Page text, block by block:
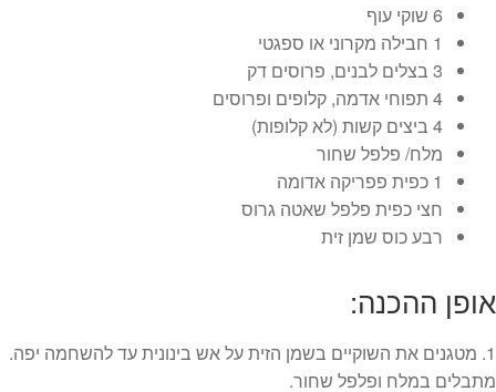
6 שוקי עוף
1 חבילה מקרוני או ספגטי
3 בצלים לבנים, פרוסים דק
4 תפוחי אדמה, קלופים ופרוסים
4 ביצים קשות (לא קלופות)
מלח/ פלפל שחור
1 כפית פפריקה אדומה
חצי כפית פלפל שאטה גרוס
רבע כוס שמן זית
אופן ההכנה:
1. מטגנים את השוקיים בשמן הזית על אש בינונית עד להשחמה יפה.
מתבלים במלח ופלפל שחור.